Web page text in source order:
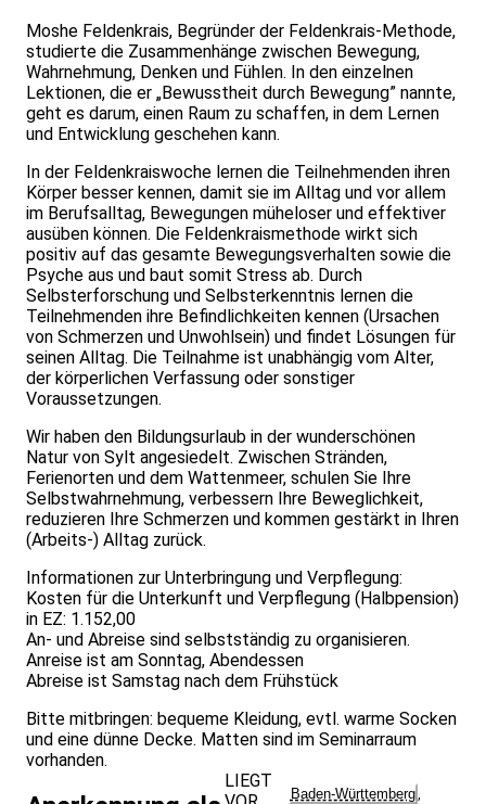
Moshe Feldenkrais, Begründer der Feldenkrais-Methode,
studierte die Zusammenhänge zwischen Bewegung,
Wahrnehmung, Denken und Fühlen. In den einzelnen
Lektionen, die er „Bewusstheit durch Bewegung” nannte,
geht es darum, einen Raum zu schaffen, in dem Lernen
und Entwicklung geschehen kann.
In der Feldenkraiswoche lernen die Teilnehmenden ihren
Körper besser kennen, damit sie im Alltag und vor allem
im Berufsalltag, Bewegungen müheloser und effektiver
ausüben können. Die Feldenkraismethode wirkt sich
positiv auf das gesamte Bewegungsverhalten sowie die
Psyche aus und baut somit Stress ab. Durch
Selbsterforschung und Selbsterkenntnis lernen die
Teilnehmenden ihre Befindlichkeiten kennen (Ursachen
von Schmerzen und Unwohlsein) und findet Lösungen für
seinen Alltag. Die Teilnahme ist unabhängig vom Alter,
der körperlichen Verfassung oder sonstiger
Voraussetzungen.
Wir haben den Bildungsurlaub in der wunderschönen
Natur von Sylt angesiedelt. Zwischen Stränden,
Ferienorten und dem Wattenmeer, schulen Sie Ihre
Selbstwahrnehmung, verbessern Ihre Beweglichkeit,
reduzieren Ihre Schmerzen und kommen gestärkt in Ihren
(Arbeits-) Alltag zurück.
Informationen zur Unterbringung und Verpflegung:
Kosten für die Unterkunft und Verpflegung (Halbpension)
in EZ: 1.152,00
An- und Abreise sind selbstständig zu organisieren.
Anreise ist am Sonntag, Abendessen
Abreise ist Samstag nach dem Frühstück
Bitte mitbringen: bequeme Kleidung, evtl. warme Socken
und eine dünne Decke. Matten sind im Seminarraum
vorhanden.
LIEGT
Baden-Württemberg